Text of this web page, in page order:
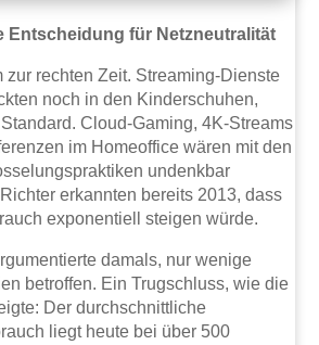
Entscheidung für Netzneutralität
zur rechten Zeit. Streaming-Dienste
noch in den Kinderschuhen,
Cloud-Gaming, 4K-Streams
im Homeoffice wären mit den
undenkbar
erkannten bereits 2013, dass
exponentiell steigen würde.
damals, nur wenige
betroffen. Ein Trugschluss, wie die
Der durchschnittliche
liegt heute bei über 500